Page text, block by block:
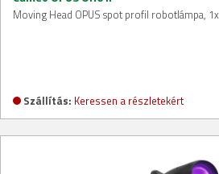
Moving Head OPUS spot profil robotlámpa,
Szállítás: Keressen a részletekért